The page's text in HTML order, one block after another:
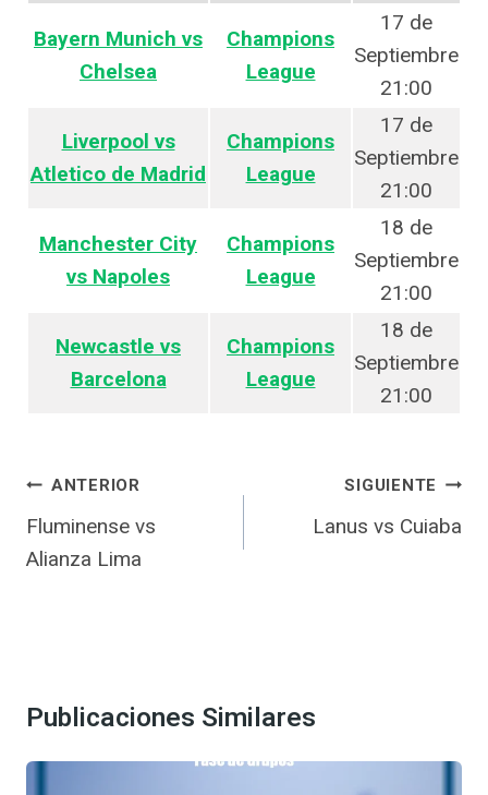
Bayern Munich vs
Chelsea
Champions
League
17 de
Septiembre
21:00
Liverpool vs
Atletico de Madrid
Champions
League
17 de
Septiembre
21:00
Manchester City
vs Napoles
Champions
League
18 de
Septiembre
21:00
Newcastle vs
Barcelona
Champions
League
18 de
Septiembre
21:00
Navegación
de
entradas
ANTERIOR
Fluminense vs
Alianza Lima
SIGUIENTE
Lanus vs Cuiaba
Publicaciones Similares